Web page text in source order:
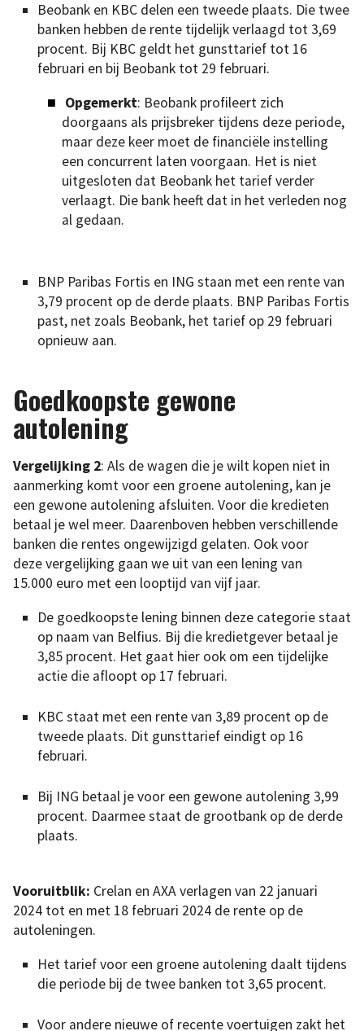
Beobank en KBC delen een tweede plaats. Die twee
banken hebben de rente tijdelijk verlaagd tot 3,69
procent. Bij KBC geldt het gunsttarief tot 16
februari en bij Beobank tot 29 februari.
Opgemerkt: Beobank profileert zich
doorgaans als prijsbreker tijdens deze periode,
maar deze keer moet de financiële instelling
een concurrent laten voorgaan. Het is niet
uitgesloten dat Beobank het tarief verder
verlaagt. Die bank heeft dat in het verleden nog
al gedaan.
BNP Paribas Fortis en ING staan met een rente van
3,79 procent op de derde plaats. BNP Paribas Fortis
past, net zoals Beobank, het tarief op 29 februari
opnieuw aan.
Goedkoopste gewone
autolening
Vergelijking 2: Als de wagen die je wilt kopen niet in
aanmerking komt voor een groene autolening, kan je
een gewone autolening afsluiten. Voor die kredieten
betaal je wel meer. Daarenboven hebben verschillende
banken die rentes ongewijzigd gelaten. Ook voor
deze vergelijking gaan we uit van een lening van
15.000 euro met een looptijd van vijf jaar.
De goedkoopste lening binnen deze categorie staat
op naam van Belfius. Bij die kredietgever betaal je
3,85 procent. Het gaat hier ook om een tijdelijke
actie die afloopt op 17 februari.
KBC staat met een rente van 3,89 procent op de
tweede plaats. Dit gunsttarief eindigt op 16
februari.
Bij ING betaal je voor een gewone autolening 3,99
procent. Daarmee staat de grootbank op de derde
plaats.
Vooruitblik: Crelan en AXA verlagen van 22 januari
2024 tot en met 18 februari 2024 de rente op de
autoleningen.
Het tarief voor een groene autolening daalt tijdens
die periode bij de twee banken tot 3,65 procent.
Voor andere nieuwe of recente voertuigen zakt het